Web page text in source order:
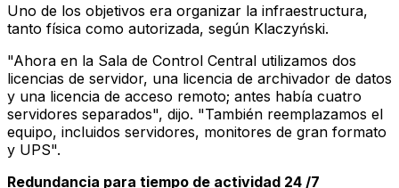
Uno de los objetivos era organizar la infraestructura,
tanto física como autorizada, según Klaczyński.
"Ahora en la Sala de Control Central utilizamos dos
licencias de servidor, una licencia de archivador de datos
y una licencia de acceso remoto; antes había cuatro
servidores separados", dijo. "También reemplazamos el
equipo, incluidos servidores, monitores de gran formato
y UPS".
Redundancia para tiempo de actividad 24 /7